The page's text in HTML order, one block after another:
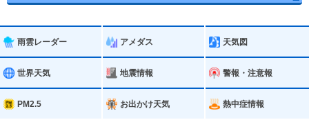
雨雲レーダー アメダス 天気図
世界天気 地震情報 警報・注意報
PM2.5 お出かけ天気 熱中症情報